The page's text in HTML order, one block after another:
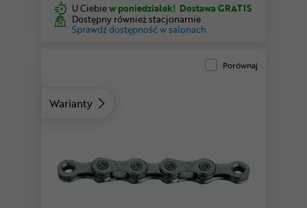
U Ciebiew poniedziałek! Dostawa GRATIS
Dostępny również stacjonarnie
Sprawdź dostępność w salonach
Warianty
Porównaj